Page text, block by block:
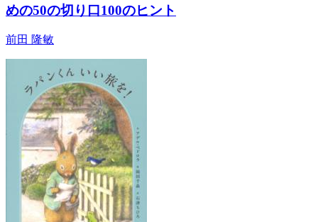
めの50の切り口100のヒント
前田 隆敏